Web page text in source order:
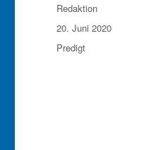
Autor
Redaktion
Veröffentlicht
am
20. Juni 2020
Kategorien
Predigt